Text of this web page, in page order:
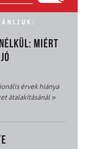
MIÉRT
érvek hiánya
átalakításánál»